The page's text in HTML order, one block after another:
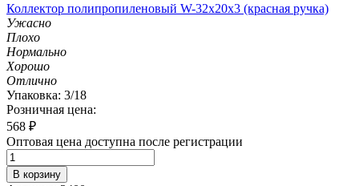
Коллектор полипропиленовый W-32х20х3 (красная ручка)
Ужасно
Плохо
Нормально
Хорошо
Отлично
Упаковка: 3/18
Розничная цена:
568 ₽
Оптовая цена доступна после регистрации
В корзину